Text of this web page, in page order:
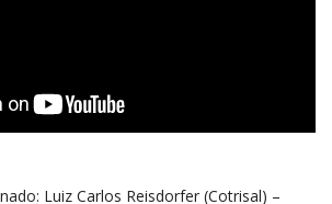
Luiz Carlos Reisdorfer (Cotrisal) –